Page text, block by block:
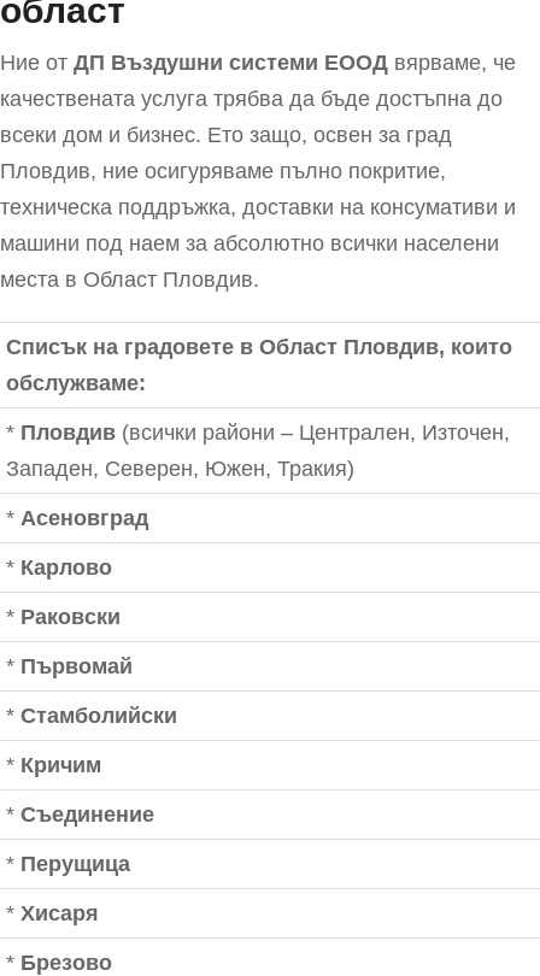
област
Ние от ДП Въздушни системи EООД вярваме, че
качествената услуга трябва да бъде достъпна до
всеки дом и бизнес. Ето защо, освен за град
Пловдив, ние осигуряваме пълно покритие,
техническа поддръжка, доставки на консумативи и
машини под наем за абсолютно всички населени
места в Област Пловдив.
Списък на градовете в Област Пловдив, които
обслужваме:
* Пловдив (всички райони – Централен, Източен,
Западен, Северен, Южен, Тракия)
* Асеновград
* Карлово
* Раковски
* Първомай
* Стамболийски
* Кричим
* Съединение
* Перущица
* Хисаря
* Брезово